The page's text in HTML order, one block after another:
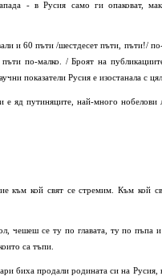
- в Русия само ги опаковат,
и 60 пъти /шестдесет пъти, пъти!/
по-малко. / Броят на
показатели Русия е изостанала с цял
яд путиняците, най-много нобелови
към кой свят се стремим. Към кой
чешеш се ту по главата, ту по пъпа и
са тъпи.
биха продали родината си на Русия,